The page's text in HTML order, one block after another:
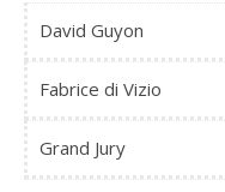
David Guyon
Fabrice di Vizio
Grand Jury